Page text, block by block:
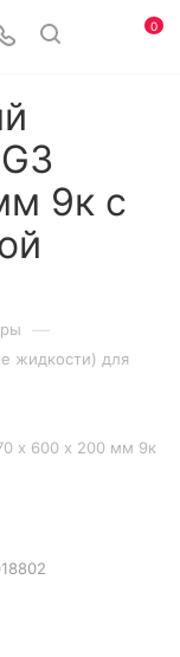
0
9к с
—
жидкости) для
х 600 х 200 мм 9к